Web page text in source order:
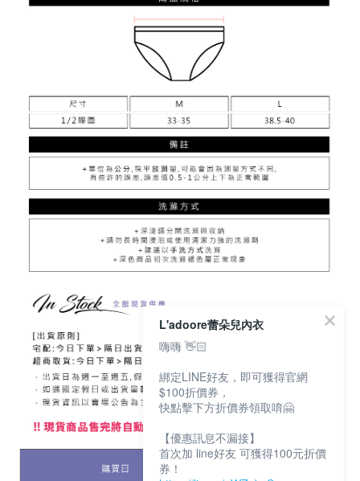
L'adoore蕾朵兒內衣
嗨嗨 👋🏻
綁定LINE好友，即可獲得官網
$100折價券，
快點擊下方折價券領取唷🤗
【優惠訊息不漏接】
首次加 line好友 可獲得100元折價
券！